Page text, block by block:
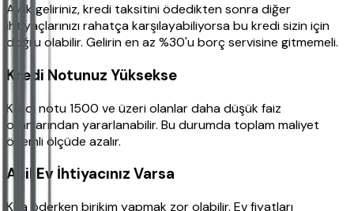
Aylık geliriniz, kredi taksitini ödedikten sonra diğer
ihtiyaçlarınızı rahatça karşılayabiliyorsa bu kredi sizin için
doğru olabilir. Gelirin en az %30'u borç servisine gitmemeli.
Kredi Notunuz Yüksekse
Kredi notu 1500 ve üzeri olanlar daha düşük faiz
oranlarından yararlanabilir. Bu durumda toplam maliyet
önemli ölçüde azalır.
Acil Ev İhtiyacınız Varsa
Kira öderken birikim yapmak zor olabilir. Ev fiyatları